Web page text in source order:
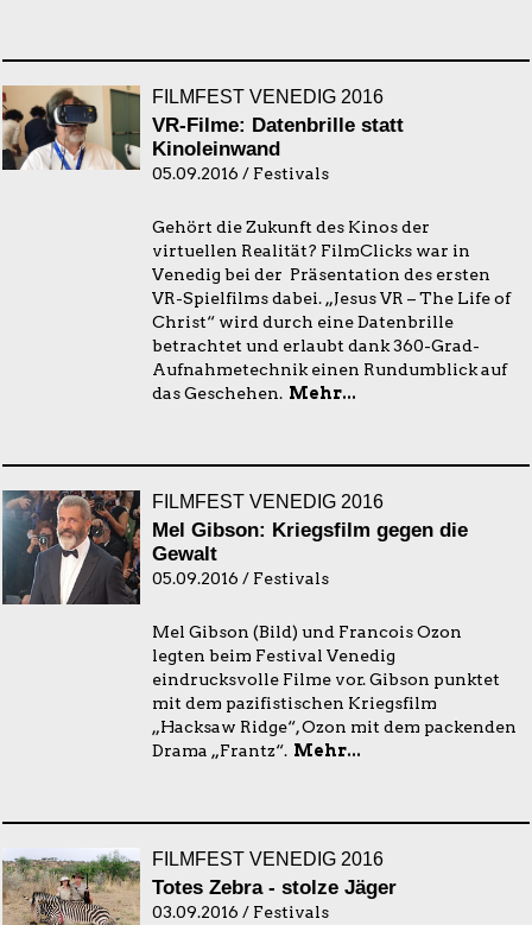
FILMFEST VENEDIG 2016
VR-Filme: Datenbrille statt
Kinoleinwand
05.09.2016 / Festivals
Gehört die Zukunft des Kinos der
virtuellen Realität? FilmClicks war in
Venedig bei der Präsentation des ersten
VR-Spielfilms dabei. „Jesus VR – The Life of
Christ“ wird durch eine Datenbrille
betrachtet und erlaubt dank 360-Grad-
Aufnahmetechnik einen Rundumblick auf
das Geschehen. Mehr...
FILMFEST VENEDIG 2016
Mel Gibson: Kriegsfilm gegen die
Gewalt
05.09.2016 / Festivals
Mel Gibson (Bild) und Francois Ozon
legten beim Festival Venedig
eindrucksvolle Filme vor. Gibson punktet
mit dem pazifistischen Kriegsfilm
„Hacksaw Ridge“, Ozon mit dem packenden
Drama „Frantz“. Mehr...
FILMFEST VENEDIG 2016
Totes Zebra - stolze Jäger
03.09.2016 / Festivals